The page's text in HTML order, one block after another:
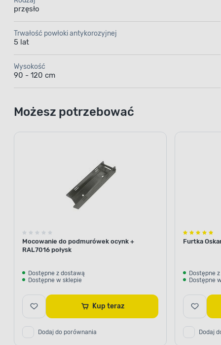
przęsło
Trwałość powłoki antykorozyjnej
5 lat
Wysokość
90 - 120 cm
Możesz potrzebować
Mocowanie do podmurówek ocynk +
RAL7016 połysk
Dostępne z dostawą
Dostępne w sklepie
Kup teraz
Dodaj do porównania
Furtka
Dostępne
Dostępne
Dodaj